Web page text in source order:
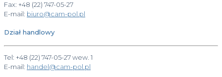
Fax: +48 (22) 747-05-27
E-mail: biuro@cam-pol.pl
Dział handlowy
Tel: +48 (22) 747-05-27 wew. 1
E-mail: handel@cam-pol.pl